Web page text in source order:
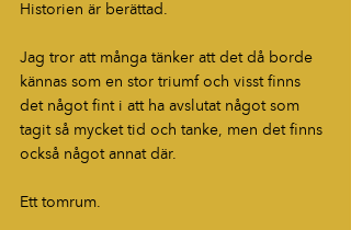
Historien är berättad.
Jag tror att många tänker att det då borde
kännas som en stor triumf och visst finns
det något fint i att ha avslutat något som
tagit så mycket tid och tanke, men det finns
också något annat där.
Ett tomrum.